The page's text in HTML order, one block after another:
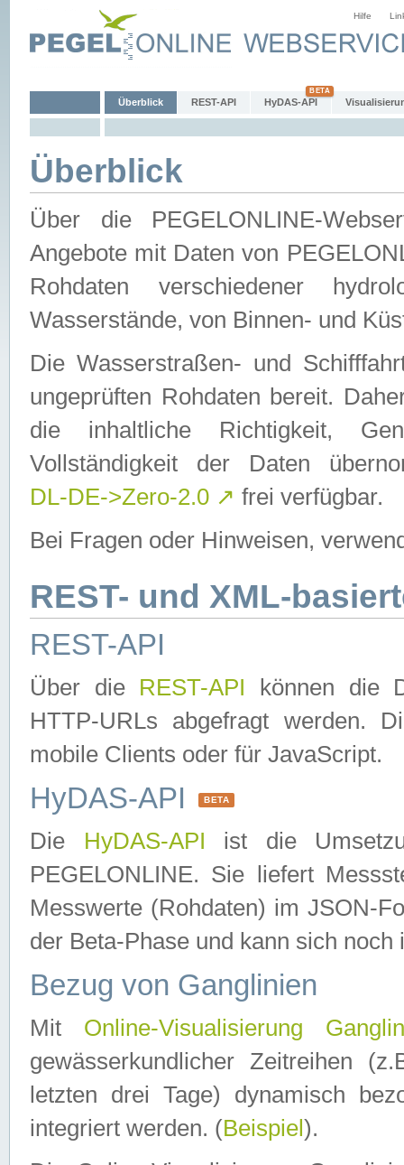
Hilfe
Überblick REST-API HyDAS-API
Überblick
Über die PEGELONLINE-
Angebote mit Daten von
Rohdaten verschiedener
Wasserstände, von Binnen- und
Die Wasserstraßen- und
ungeprüften Rohdaten bereit.
die inhaltliche Richtigkeit,
Vollständigkeit der Daten
DL-DE->Zero-2.0 ↗ frei verfügbar.
Bei Fragen oder Hinweisen,
REST- und XML-
REST-API
Über die REST-API können die
HTTP-URLs abgefragt werden.
mobile Clients oder für JavaScript.
HyDAS-API BETA
Die HyDAS-API ist die
PEGELONLINE. Sie liefert
Messwerte (Rohdaten) im JSON-
der Beta-Phase und kann sich noch
Bezug von Ganglinien
Mit Online-Visualisierung
gewässerkundlicher Zeitreihen
letzten drei Tage) dynamisch
integriert werden. (Beispiel ).